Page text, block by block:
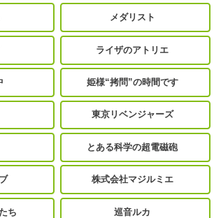
メダリスト
ライザのアトリエ
姫様“拷問”の時間です
東京リベンジャーズ
とある科学の超電磁砲
株式会社マジルミエ
ち 巡音ルカ